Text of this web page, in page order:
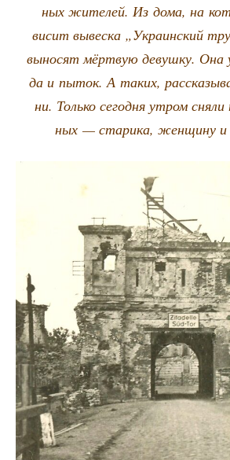
ных жите­лей. Из дома, на
висит вывес­ка „Укра­ин­ский
выно­сят мёрт­вую девуш­ку. Она
да и пыток. А таких,
ни. Толь­ко сего­дня утром
ных — ста­ри­ка, жен­щи­ну и